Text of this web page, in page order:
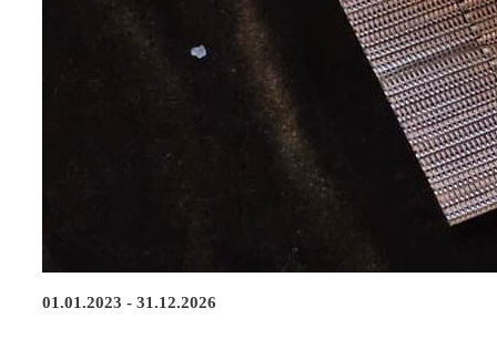
01.01.2023 - 31.12.2026